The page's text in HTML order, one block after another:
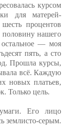
курсом
для матерей-
процентов
нашего
— моя
пять, а сто
Прошла курсы,
всё. Каждую
новых платьев,
Только цель.
Его лицо
землисто-серым.